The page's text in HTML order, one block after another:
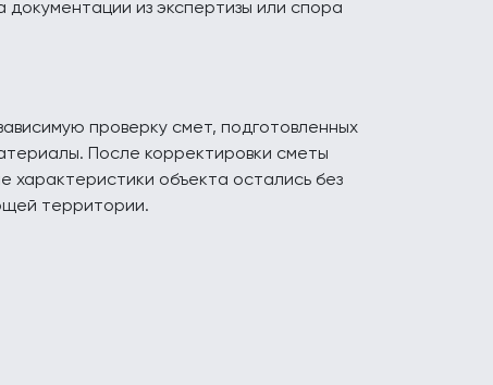
из экспертизы или спора
проверку смет, подготовленных
После корректировки сметы
характеристики объекта остались без
территории.